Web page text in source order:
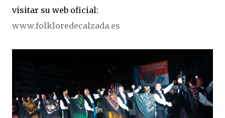
visitar su web oficial:
www.folkloredecalzada.es